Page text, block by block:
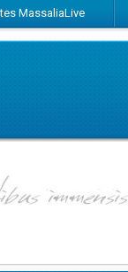
MassaliaLive
nous sur Facebook
Suivez-nous sur Twitter
Abonnez-